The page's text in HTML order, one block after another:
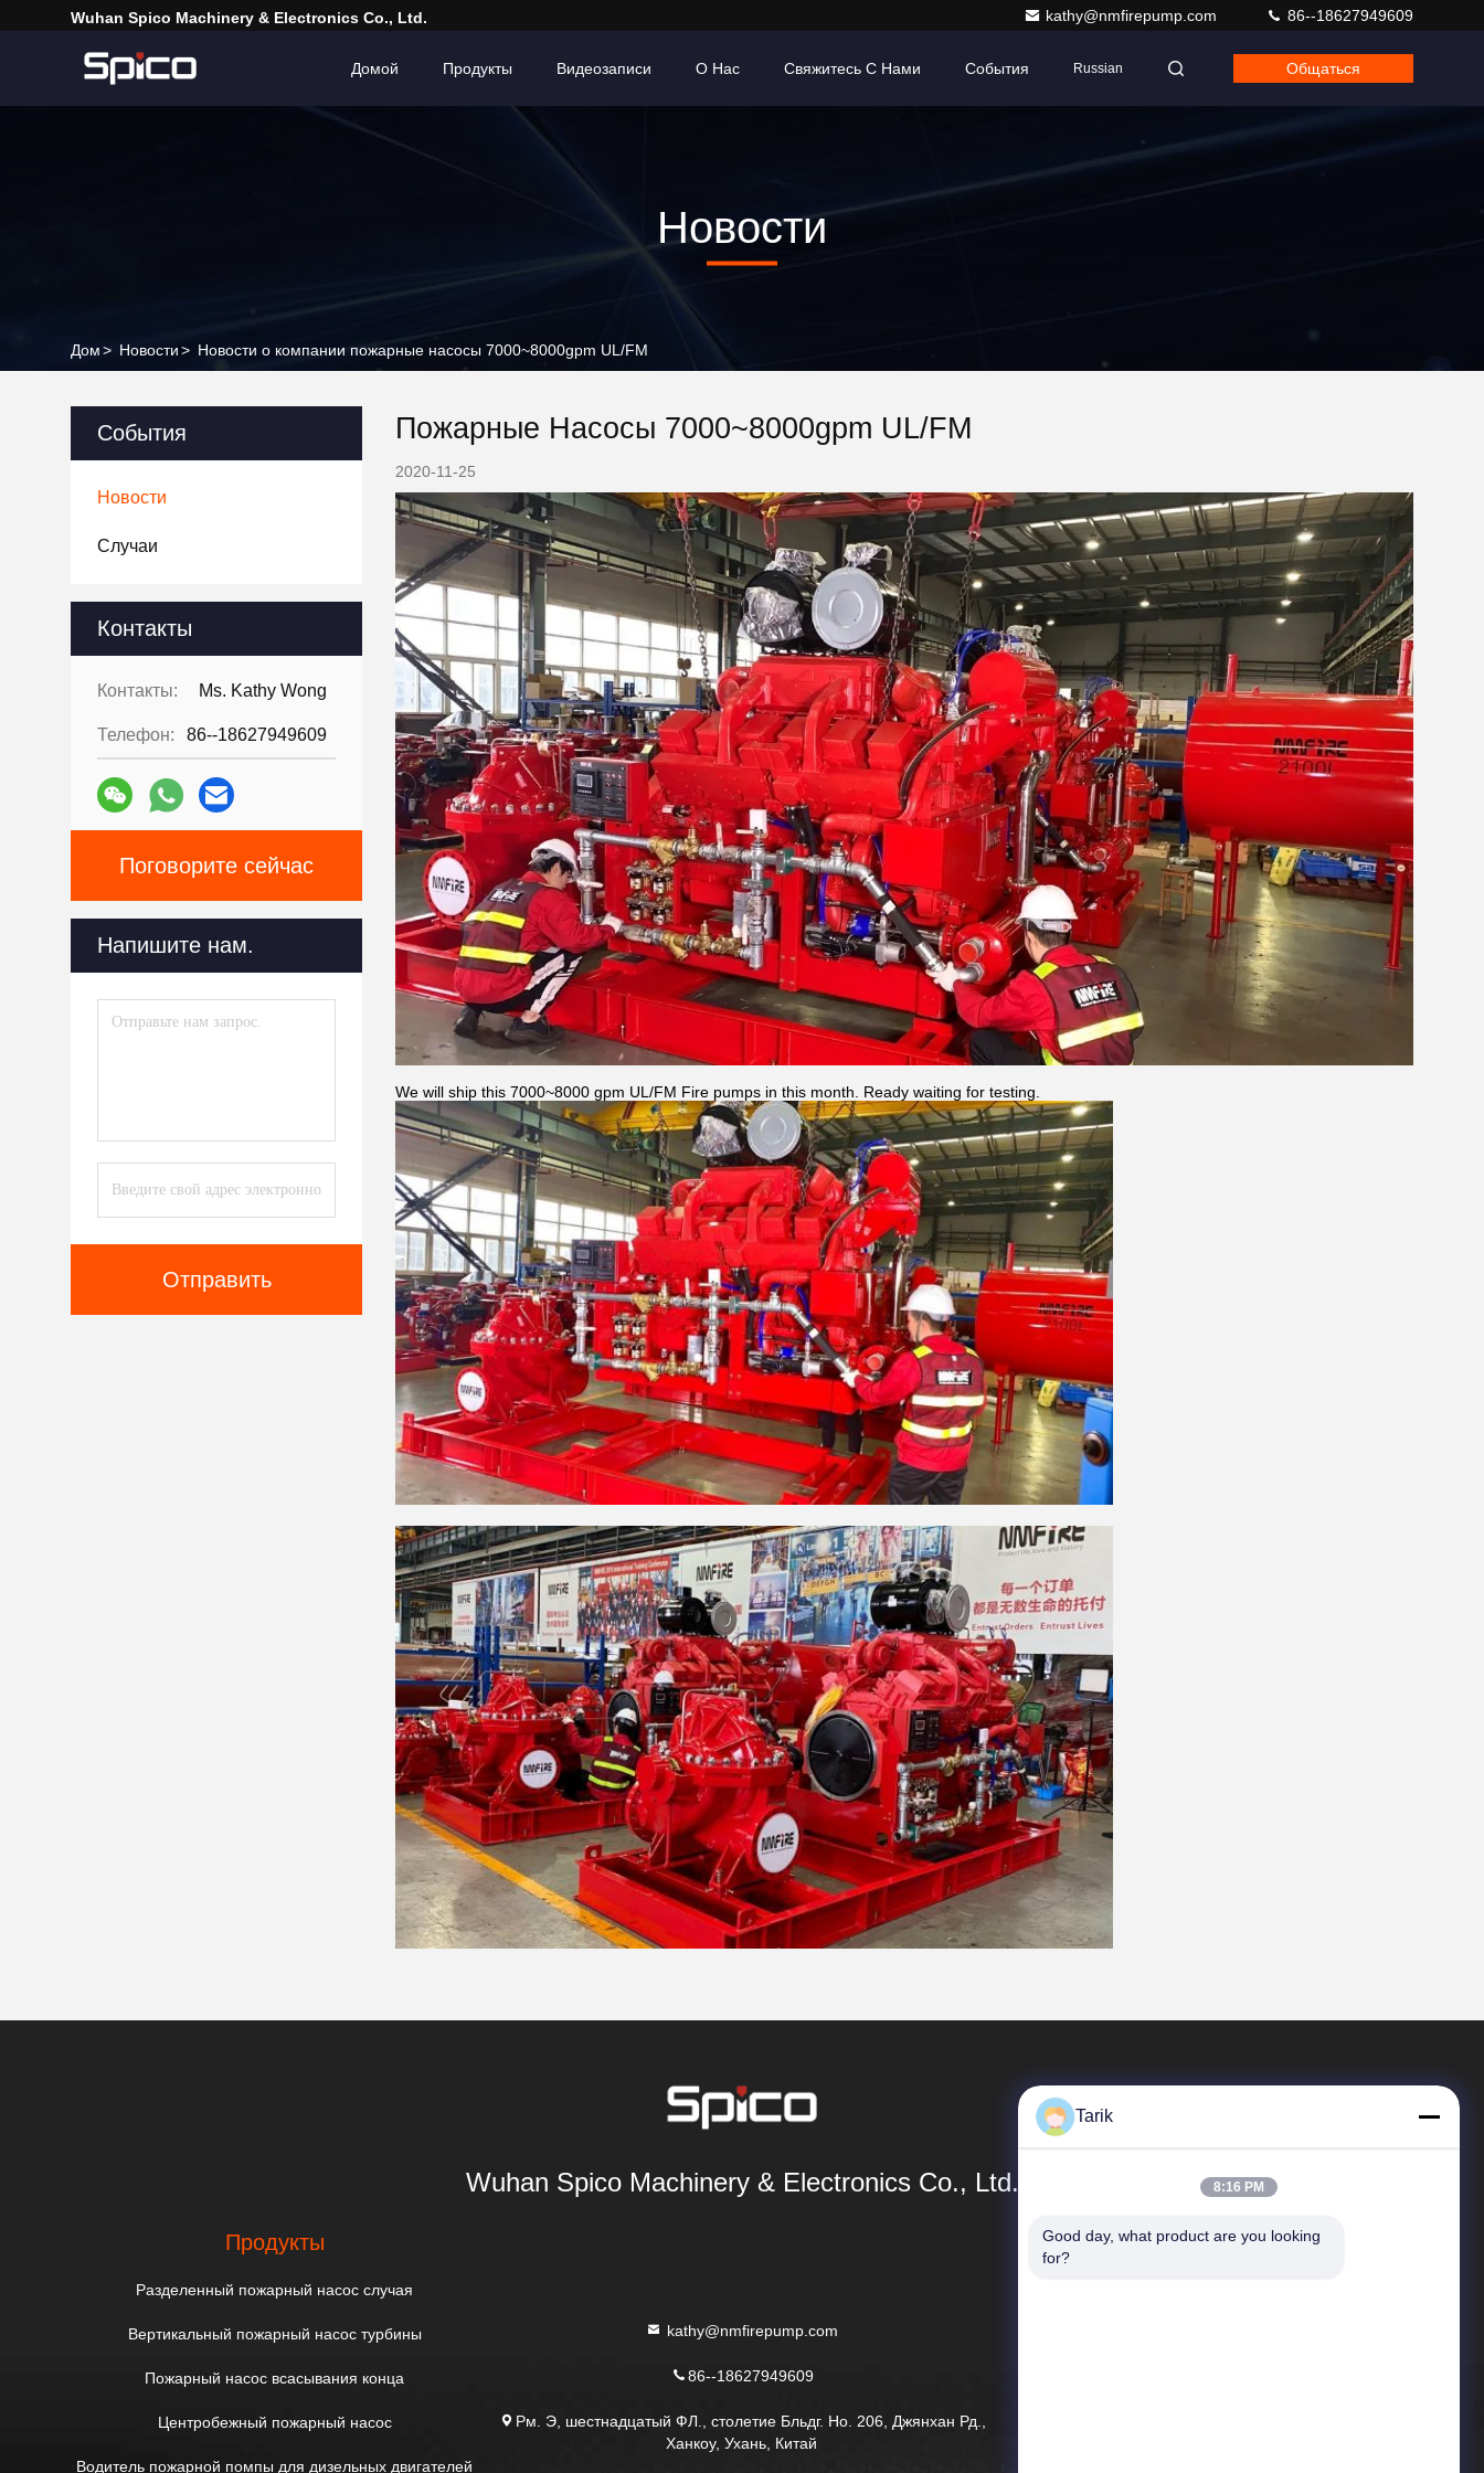
Wuhan Spico Machinery & Electronics Co., Ltd. kathy@nmfirepump.com 86--18627949609
Домой Продукты Видеозаписи О Нас Свяжитесь С Нами События Russian Общаться
Новости
Дом> Новости> Новости о компании пожарные насосы 7000~8000gpm UL/FM
События
Новости
Случаи
Контакты
Контакты: Ms. Kathy Wong
Телефон: 86--18627949609
Поговорите сейчас
Напишите нам.
Отправить
Пожарные Насосы 7000~8000gpm UL/FM
2020-11-25
We will ship this 7000~8000 gpm UL/FM Fire pumps in this month. Ready waiting for testing.
Wuhan Spico Machinery & Electronics Co., Ltd.
Продукты
Разделенный пожарный насос случая
Вертикальный пожарный насос турбины
Пожарный насос всасывания конца
Центробежный пожарный насос
Водитель пожарной помпы для дизельных двигателей
kathy@nmfirepump.com
86--18627949609
Рм. Э, шестнадцатый ФЛ., столетие Бльдг. Но. 206, Джянхан Рд.,
Ханкоу, Ухань, Китай
Быстрые Ссылки
Tarik
8:16 PM
Good day, what product are you looking
for?